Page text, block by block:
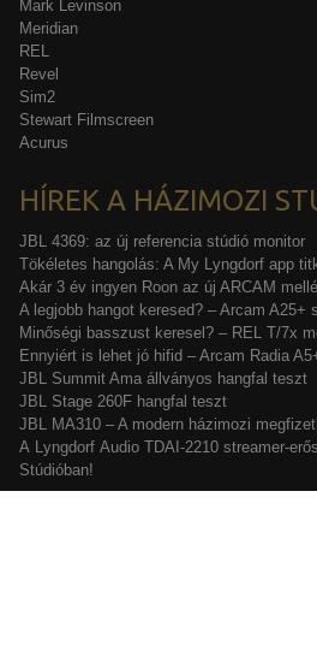
Mark Levinson
Meridian
REL
Revel
Sim2
Stewart Filmscreen
Acurus
HÍREK A HÁZIMOZI
JBL 4369: az új referencia stúdió monitor
Tökéletes hangolás: A My Lyngdorf app
Akár 3 év ingyen Roon az új ARCAM
A legjobb hangot keresed? – Arcam A25+
Minőségi basszust keresel? – REL T/7x
Ennyiért is lehet jó hifid – Arcam Radia
JBL Summit Ama állványos hangfal teszt
JBL Stage 260F hangfal teszt
JBL MA310 – A modern házimozi
A Lyngdorf Audio TDAI-2210 streamer-
Stúdióban!